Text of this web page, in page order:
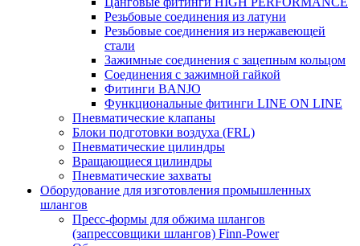
Резьбовые соединения из латуни
Резьбовые соединения из нержавеющей
стали
Зажимные соединения с зацепным кольцом
Соединения с зажимной гайкой
Фитинги BANJO
Функциональные фитинги LINE ON LINE
Пневматические клапаны
Блоки подготовки воздуха (FRL)
Пневматические цилиндры
Вращающиеся цилиндры
Пневматические захваты
Оборудование для изготовления промышленных
шлангов
Пресс-формы для обжима шлангов
(запрессовщики шлангов) Finn-Power